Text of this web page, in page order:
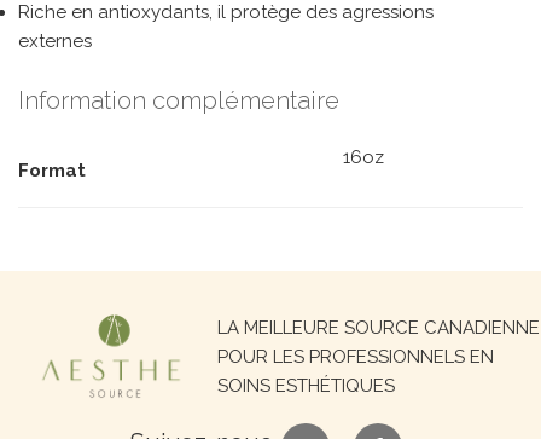
Riche en antioxydants, il protège des agressions
externes
Information complémentaire
Format
16oz
LA MEILLEURE SOURCE CANADIENNE
POUR LES PROFESSIONNELS EN
SOINS ESTHÉTIQUES
Recherche
pour :